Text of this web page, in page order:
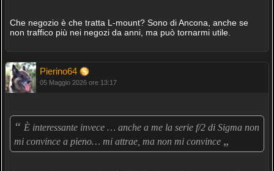
Che negozio è che tratta L-mount? Sono di Ancona, anche se
non traffico più nei negozi da anni, ma può tornarmi utile.
Pierino64
05 Maggio 2026 ore 13:17
“ È interessante invece … anche a me la serie f/2 di Sigma non
mi convince a pieno… mi attrae, ma non mi convince „